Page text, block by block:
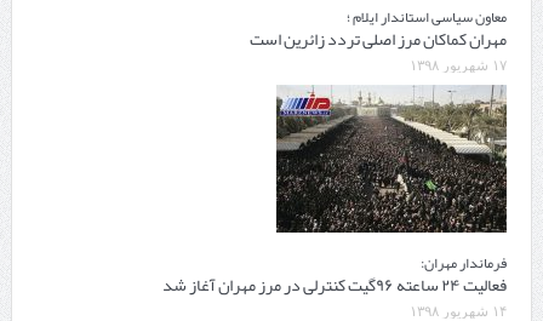
معاون سیاسی استاندار ایلام ؛
مهران کماکان مرز اصلی تردد زائرین است
۱۷ شهریور ۱۳۹۸
فرماندار مهران:
فعالیت ۲۴ ساعته ۹۶گیت‌ کنترلی در مرز مهران آغاز شد
۱۴ شهریور ۱۳۹۸